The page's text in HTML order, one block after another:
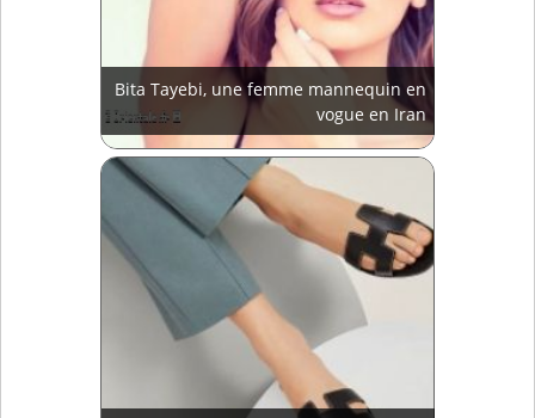
Bita Tayebi, une femme mannequin en
vogue en Iran